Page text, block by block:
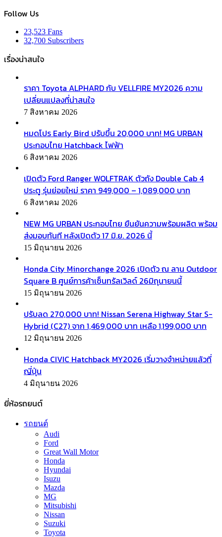
Follow Us
23,523 Fans
32,700 Subscribers
เรื่องน่าสนใจ
ราคา Toyota ALPHARD กับ VELLFIRE MY2026 ความ
เปลี่ยนแปลงที่น่าสนใจ
7 สิงหาคม 2026
หมดโปร Early Bird ปรับขึ้น 20,000 บาท! MG URBAN
ประกอบไทย Hatchback ไฟฟ้า
6 สิงหาคม 2026
เปิดตัว Ford Ranger WOLFTRAK ตัวถัง Double Cab 4
ประตู รุ่นย่อยใหม่ ราคา 949,000 – 1,089,000 บาท
6 สิงหาคม 2026
NEW MG URBAN ประกอบไทย ยืนยันความพร้อมผลิต พร้อม
ส่งมอบทันที หลังเปิดตัว 17 มิ.ย. 2026 นี้
15 มิถุนายน 2026
Honda City Minorchange 2026 เปิดตัว ณ ลาน Outdoor
Square B ศูนย์การค้าเซ็นทรัลเวิลด์ 26มิถุนายนนี้
15 มิถุนายน 2026
ปรับลด 270,000 บาท! Nissan Serena Highway Star S-
Hybrid (C27) จาก 1,469,000 บาท เหลือ 1,199,000 บาท
12 มิถุนายน 2026
Honda CIVIC Hatchback MY2026 เริ่มวางจำหน่ายแล้วที่
ญี่ปุ่น
4 มิถุนายน 2026
ยี่ห้อรถยนต์
รถยนต์
Audi
Ford
Great Wall Motor
Honda
Hyundai
Isuzu
Mazda
MG
Mitsubishi
Nissan
Suzuki
Toyota